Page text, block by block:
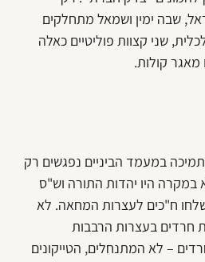
שבה ימין ושמאל מתחלקים
שני קצוות פוליטיים כאלה
מאגר קולות.
במעמד הביניים נפגשים רק
היו יהדות התורה וש"ס
ח"כים לעצרות המחאה. לא
חרדים בעצרות הרבבות
– לא המתנחלים, הטייקונים